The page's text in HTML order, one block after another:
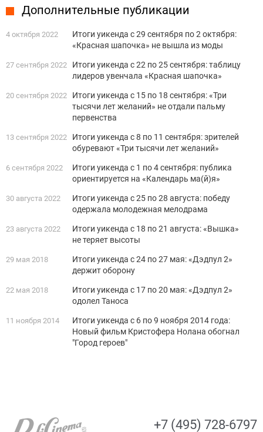
Дополнительные публикации
4 октября 2022
Итоги уикенда с 29 сентября по 2 октября:
«Красная шапочка» не вышла из моды
27 сентября 2022
Итоги уикенда с 22 по 25 сентября: таблицу
лидеров увенчала «Красная шапочка»
20 сентября 2022
Итоги уикенда с 15 по 18 сентября: «Три
тысячи лет желаний» не отдали пальму
первенства
13 сентября 2022
Итоги уикенда с 8 по 11 сентября: зрителей
обуревают «Три тысячи лет желаний»
6 сентября 2022
Итоги уикенда с 1 по 4 сентября: публика
ориентируется на «Календарь ма(й)я»
30 августа 2022
Итоги уикенда с 25 по 28 августа: победу
одержала молодежная мелодрама
23 августа 2022
Итоги уикенда с 18 по 21 августа: «Вышка»
не теряет высоты
29 мая 2018
Итоги уикенда с 24 по 27 мая: «Дэдпул 2»
держит оборону
22 мая 2018
Итоги уикенда с 17 по 20 мая: «Дэдпул 2»
одолел Таноса
11 ноября 2014
Итоги уикенда c 6 по 9 ноября 2014 года:
Новый фильм Кристофера Нолана обогнал
"Город героев"
+7 (495) 728-6797